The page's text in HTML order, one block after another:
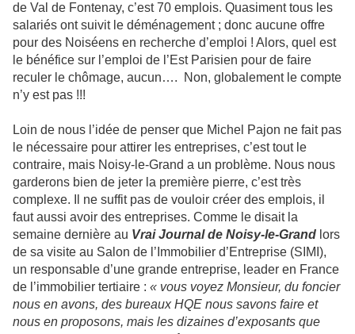
de Val de Fontenay, c’est 70 emplois. Quasiment tous les
salariés ont suivit le déménagement ; donc aucune offre
pour des Noiséens en recherche d’emploi ! Alors, quel est
le bénéfice sur l’emploi de l’Est Parisien pour de faire
reculer le chômage, aucun…. Non, globalement le compte
n’y est pas !!!
Loin de nous l’idée de penser que Michel Pajon ne fait pas
le nécessaire pour attirer les entreprises, c’est tout le
contraire, mais Noisy-le-Grand a un problème. Nous nous
garderons bien de jeter la première pierre, c’est très
complexe. Il ne suffit pas de vouloir créer des emplois, il
faut aussi avoir des entreprises. Comme le disait la
semaine dernière au Vrai Journal de Noisy-le-Grand lors
de sa visite au Salon de l’Immobilier d’Entreprise (SIMI),
un responsable d’une grande entreprise, leader en France
de l’immobilier tertiaire : « vous voyez Monsieur, du foncier
nous en avons, des bureaux HQE nous savons faire et
nous en proposons, mais les dizaines d’exposants que